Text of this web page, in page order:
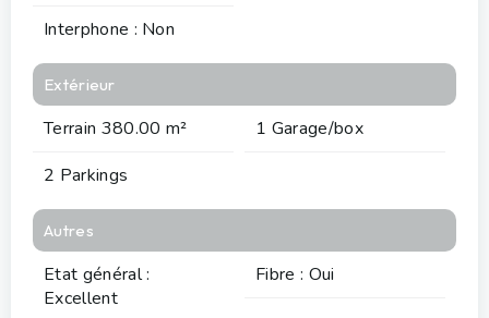
Interphone : Non
Extérieur
Terrain 380.00 m²
1 Garage/box
2 Parkings
Autres
Etat général :
Excellent
Fibre : Oui